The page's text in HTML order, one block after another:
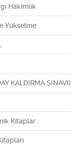
Hakimlik
Yükselme
KALDIRMA SINAVI)
Kitaplar